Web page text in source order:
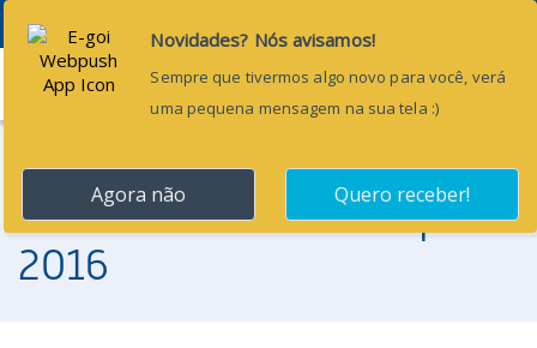
Menu
1 de dezembro de 2015
TCM-CE muda o SIM para
2016